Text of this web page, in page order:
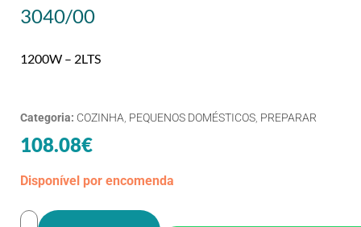
3040/00
1200W – 2LTS
Categoria: COZINHA PEQUENOS DOMÉSTICOS PREPARAR
108.08€
Disponível por encomenda